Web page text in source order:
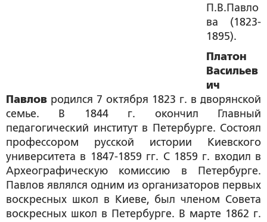
П.В.Павло
ва (1823-
1895).
Платон
Васильев
ич
Павлов родился 7 октября 1823 г. в дворянской
семье. В 1844 г. окончил Главный
педагогический институт в Петербурге. Состоял
профессором русской истории Киевского
университета в 1847-1859 гг. С 1859 г. входил в
Археографическую комиссию в Петербурге.
Павлов являлся одним из организаторов первых
воскресных школ в Киеве, был членом Совета
воскресных школ в Петербурге. В марте 1862 г.